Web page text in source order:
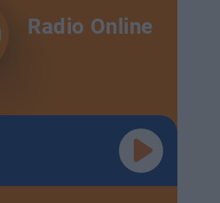
Radio Online